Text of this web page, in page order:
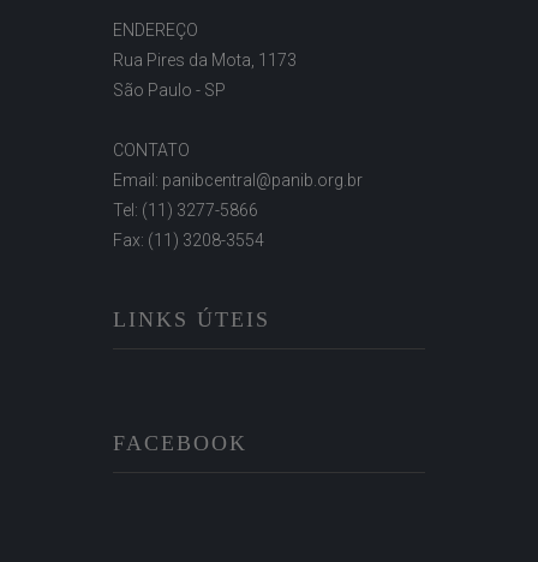
ENDEREÇO
Rua Pires da Mota, 1173
São Paulo - SP
CONTATO
Email: panibcentral@panib.org.br
Tel: (11) 3277-5866
Fax: (11) 3208-3554
LINKS ÚTEIS
FACEBOOK